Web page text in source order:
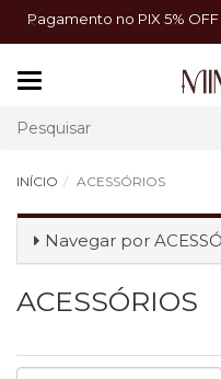
Pagamento no PIX 5%
INÍCIO ACESSÓRIOS
Navegar por
ACESSÓRIOS